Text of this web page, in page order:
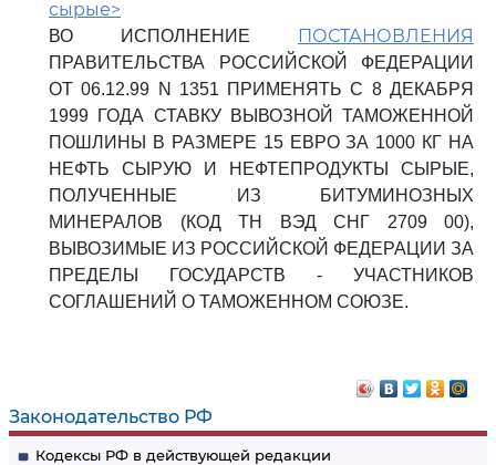
Законодательство РФ
Кодексы РФ в действующей редакции
сырые>
ВО ИСПОЛНЕНИЕ ПОСТАНОВЛЕНИЯ
ПРАВИТЕЛЬСТВА РОССИЙСКОЙ ФЕДЕРАЦИИ
ОТ 06.12.99 N 1351 ПРИМЕНЯТЬ С 8 ДЕКАБРЯ
1999 ГОДА СТАВКУ ВЫВОЗНОЙ ТАМОЖЕННОЙ
ПОШЛИНЫ В РАЗМЕРЕ 15 ЕВРО ЗА 1000 КГ НА
НЕФТЬ СЫРУЮ И НЕФТЕПРОДУКТЫ СЫРЫЕ,
ПОЛУЧЕННЫЕ ИЗ БИТУМИНОЗНЫХ
МИНЕРАЛОВ (КОД ТН ВЭД СНГ 2709 00),
ВЫВОЗИМЫЕ ИЗ РОССИЙСКОЙ ФЕДЕРАЦИИ ЗА
ПРЕДЕЛЫ ГОСУДАРСТВ - УЧАСТНИКОВ
СОГЛАШЕНИЙ О ТАМОЖЕННОМ СОЮЗЕ.